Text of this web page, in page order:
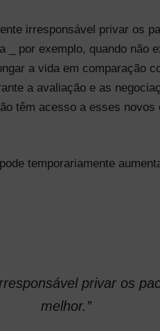
irresponsável privar os
por exemplo, quando não
a vida em comparação
a avaliação e as
têm acesso a esses
temporariamente
privar os
melhor.”